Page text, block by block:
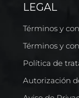
LEGAL
Términos y
Términos y
Política de
Autorización